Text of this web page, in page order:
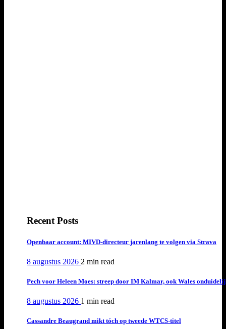
Recent Posts
Openbaar account: MIVD-directeur jarenlang te volgen via Strava
8 augustus 2026 2 min read
Pech voor Heleen Moes: streep door IM Kalmar, ook Wales
8 augustus 2026 1 min read
Cassandre Beaugrand mikt tóch op tweede WTCS-titel